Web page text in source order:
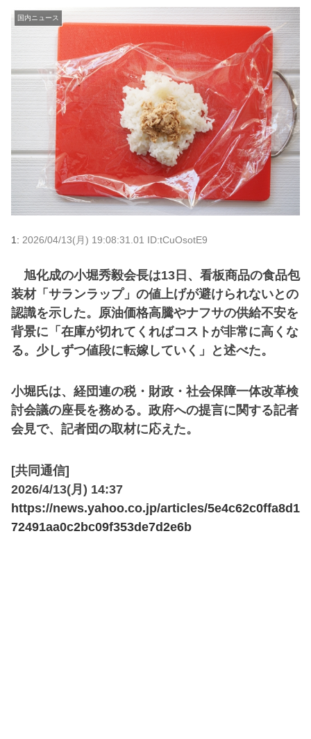
国内ニュース
1: 2026/04/13(月) 19:08:31.01 ID:tCuOsotE9
旭化成の小堀秀毅会長は13日、看板商品の食品包
装材「サランラップ」の値上げが避けられないとの
認識を示した。原油価格高騰やナフサの供給不安を
背景に「在庫が切れてくればコストが非常に高くな
る。少しずつ値段に転嫁していく」と述べた。
小堀氏は、経団連の税・財政・社会保障一体改革検
討会議の座長を務める。政府への提言に関する記者
会見で、記者団の取材に応えた。
[共同通信]
2026/4/13(月) 14:37
https://news.yahoo.co.jp/articles/5e4c62c0ffa8d1
72491aa0c2bc09f353de7d2e6b